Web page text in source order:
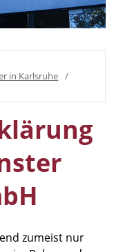
in Karlsruhe
zumeist nur